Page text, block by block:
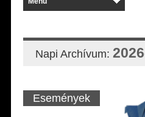
Napi Archívum:
Események